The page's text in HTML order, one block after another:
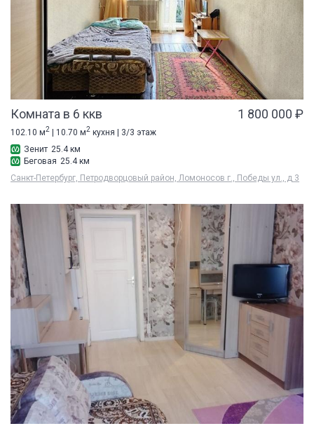
Комната в 6 ккв 1 800 000 ₽
102.10 м2 | 10.70 м2 кухня | 3/3 этаж
Зенит 25.4 км
Беговая 25.4 км
Санкт-Петербург, Петродворцовый район, Ломоносов г., Победы ул., д 3